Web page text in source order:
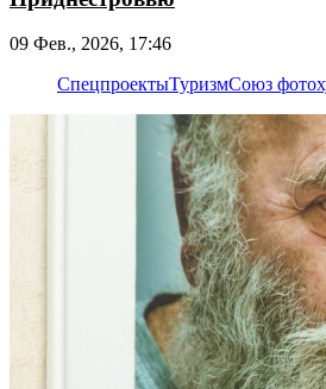
09 Фев., 2026, 17:46
СпецпроектыТуризмСоюз